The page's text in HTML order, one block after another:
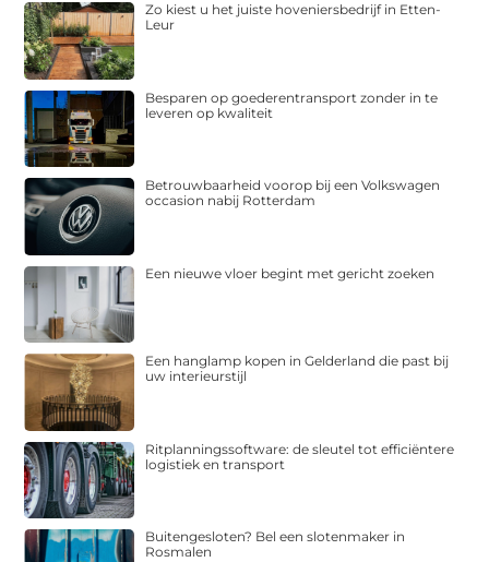
Zo kiest u het juiste hoveniersbedrijf in Etten-
Leur
Besparen op goederentransport zonder in te
leveren op kwaliteit
Betrouwbaarheid voorop bij een Volkswagen
occasion nabij Rotterdam
Een nieuwe vloer begint met gericht zoeken
Een hanglamp kopen in Gelderland die past bij
uw interieurstijl
Ritplanningssoftware: de sleutel tot efficiëntere
logistiek en transport
Buitengesloten? Bel een slotenmaker in
Rosmalen